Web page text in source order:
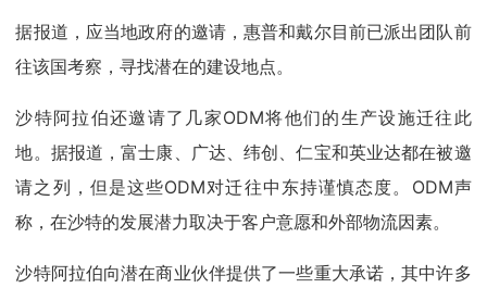
据报道，应当地政府的邀请，惠普和戴尔目前已派出团队前
往该国考察，寻找潜在的建设地点。
沙特阿拉伯还邀请了几家ODM将他们的生产设施迁往此
地。据报道，富士康、广达、纬创、仁宝和英业达都在被邀
请之列，但是这些ODM对迁往中东持谨慎态度。ODM声
称，在沙特的发展潜力取决于客户意愿和外部物流因素。
沙特阿拉伯向潜在商业伙伴提供了一些重大承诺，其中许多